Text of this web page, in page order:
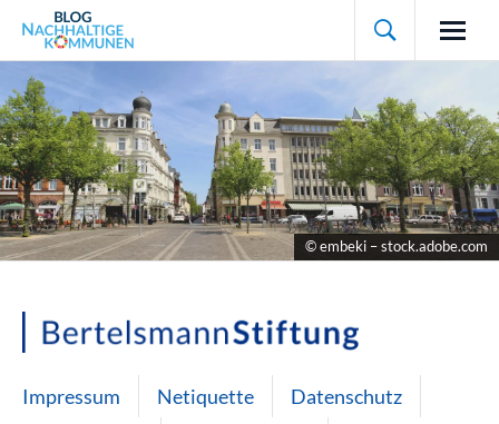

© embeki – stock.adobe.com
Impressum Netiquette
Datenschutz